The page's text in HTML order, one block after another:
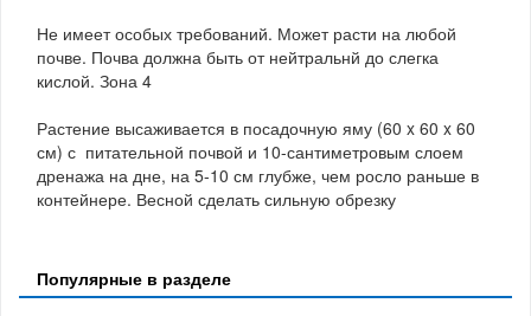
Не имеет особых требований. Может расти на любой
почве. Почва должна быть от нейтральнй до слегка
кислой. Зона 4
Растение высаживается в посадочную яму (60 x 60 x 60
см) с питательной почвой и 10-сантиметровым слоем
дренажа на дне, на 5-10 см глубже, чем росло раньше в
контейнере. Весной сделать сильную обрезку
Популярные в разделе